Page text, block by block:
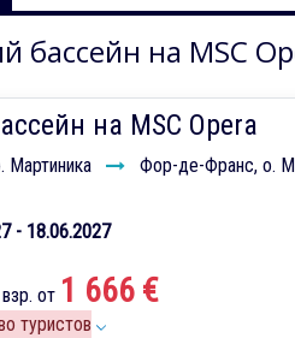
бассейн на MSC
на MSC Opera
Фор-де-Франс, о.
- 18.06.2027
от 1 666 €
туристов